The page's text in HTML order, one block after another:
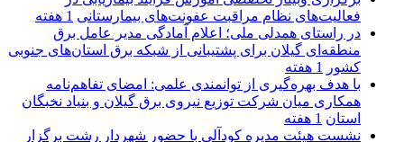
فعالیت‌های نظام مراقبت عفونت‌های بیمارستانی 1 هفته
در راستای همدلی ملی؛ اعلام آمادگی مدیر عامل برق
منطقه‌ای گیلان برای پشتیبانی از شبكه برق استان‌های جنوبی
كشور
1 هفته
با هدف بهره‌گیری از توانمندی علمی: امضای تفاهم‌نامه
همكاری میان شركت توزیع نیروی برق گیلان و بنیاد نخبگان
استان 1 هفته
نشست هیئت مدیره کودآلی با حضور شهردار رشت برگزار